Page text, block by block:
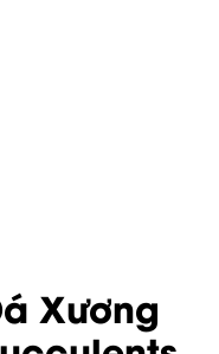
Xương